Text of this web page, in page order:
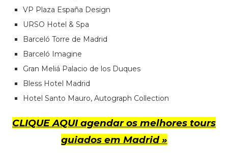
VP Plaza España Design
URSO Hotel & Spa
Barceló Torre de Madrid
Barceló Imagine
Gran Meliá Palacio de los Duques
Bless Hotel Madrid
Hotel Santo Mauro, Autograph Collection
CLIQUE AQUI agendar os melhores tours
guiados em Madrid »